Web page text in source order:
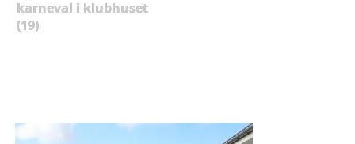
karneval i klubhuset
(19)